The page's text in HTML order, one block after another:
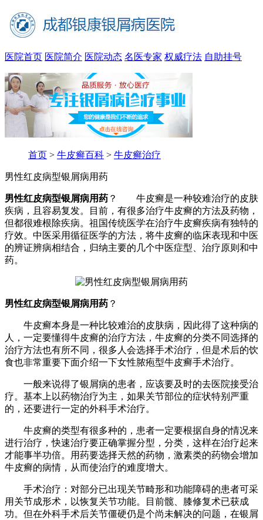
医院首页 医院简介 医院动态 名医专家 权威疗法 自助挂号
首页 > 牛皮癣百科 > 牛皮癣治疗
男性红皮病型银屑病用药
男性红皮病型银屑病用药 ？ 牛皮癣是一种较难治疗的皮肤
疾病，且容易复发。目前，有很多治疗牛皮癣的方法及药物，
但都很难根除疾病。祖国传统医学在治疗牛皮癣疾病有独特的
疗效。中医采用循征医学的方法，将牛皮癣的临床表现和中医
的辨证辨病相结合，归纳主要的几个中医症型、治疗原则和中
药。
男性红皮病型银屑病用药 ？
牛皮癣本身是一种比较难治的皮肤病，因此得了这种病的
人，一定要懂得牛皮癣的治疗方法，牛皮癣的分类不同选择的
治疗方法也有所不同，很多人会选择手术治疗，但是术后的饮
食也非常重要下面介绍一下女性脓疱型牛皮癣手术治疗。
一般来说得了银屑病的患者，应该要及时的去医院接受治
疗。基本上以药物治疗为主，如果关节部位的症状特别严重
的，还要进行一定的外科手术治疗。
牛皮癣的类型有很多种的，患者一定要根据自身的情况来
进行治疗，快速治疗要正确掌握分型，分类，这样在治疗起来
才能事半功倍。用药要选择天然的药物，激素类的药物会增加
牛皮癣的病情，从而使治疗的难度增大。
手术治疗：对部分已出现关节畸形和功能障碍的患者可采
用关节成形术，以恢复关节功能。目前髋、膝修复术已获成
功。但在外科手术后关节僵硬仍是个尚未解决的问题，在银屑